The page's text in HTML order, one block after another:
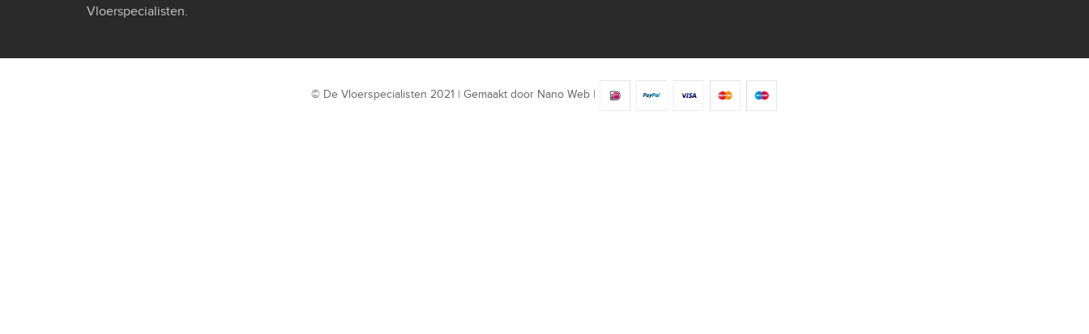
Vloerspecialisten.
© De Vloerspecialisten 2021 | Gemaakt door Nano Web|